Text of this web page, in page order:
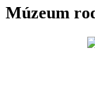
Múzeum